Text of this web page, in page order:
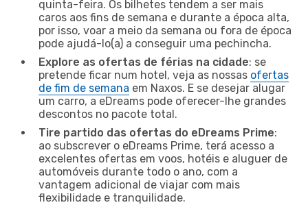
quinta-feira. Os bilhetes tendem a ser mais
caros aos fins de semana e durante a época alta,
por isso, voar a meio da semana ou fora de época
pode ajudá-lo(a) a conseguir uma pechincha.
Explore as ofertas de férias na cidade: se
pretende ficar num hotel, veja as nossas ofertas
de fim de semana em Naxos. E se desejar alugar
um carro, a eDreams pode oferecer-lhe grandes
descontos no pacote total.
Tire partido das ofertas do eDreams Prime:
ao subscrever o eDreams Prime, terá acesso a
excelentes ofertas em voos, hotéis e aluguer de
automóveis durante todo o ano, com a
vantagem adicional de viajar com mais
flexibilidade e tranquilidade.